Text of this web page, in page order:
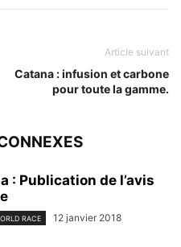
Article suivant
Catana : infusion et carbone
pour toute la gamme.
: Publication de l’avis
RACE 12 janvier 2018